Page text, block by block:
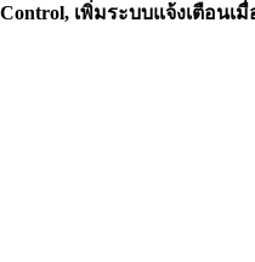
เพิ่มระบบแจ้งเตือนเ